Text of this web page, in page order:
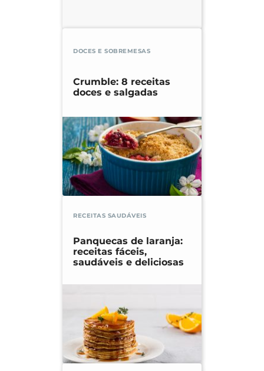
DOCES E SOBREMESAS
Crumble: 8 receitas
doces e salgadas
RECEITAS SAUDÁVEIS
Panquecas de laranja:
receitas fáceis,
saudáveis e deliciosas